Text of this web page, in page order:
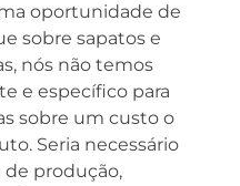
oportunidade de
sobre sapatos e
nós não temos
e específico para
sobre um custo o
Seria necessário
de produção,